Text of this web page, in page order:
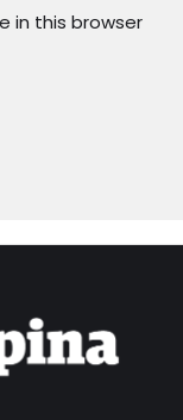
in this browser